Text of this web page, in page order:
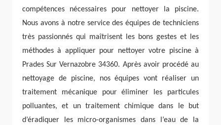
compétences nécessaires pour nettoyer la piscine.
Nous avons à notre service des équipes de techniciens
très passionnés qui maîtrisent les bons gestes et les
méthodes à appliquer pour nettoyer votre piscine à
Prades Sur Vernazobre 34360. Après avoir procédé au
nettoyage de piscine, nos équipes vont réaliser un
traitement mécanique pour éliminer les particules
polluantes, et un traitement chimique dans le but
d’éradiquer les micro-organismes dans l’eau de la